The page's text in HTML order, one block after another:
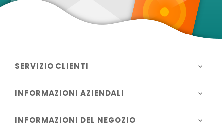
SERVIZIO CLIENTI 
INFORMAZIONI AZIENDALI 
INFORMAZIONI DEL NEGOZIO 